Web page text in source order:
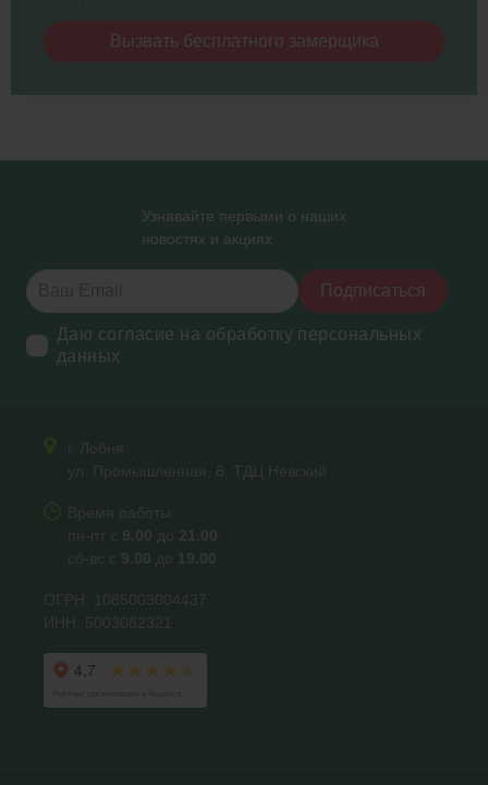
Вызвать бесплатного замерщика
Узнавайте первыми о наших
новостях и акциях
Подписаться
Даю согласие на обработку персональных
данных